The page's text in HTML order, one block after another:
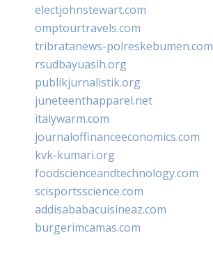
electjohnstewart.com
omptourtravels.com
tribratanews-polreskebumen.com
rsudbayuasih.org
publikjurnalistik.org
juneteenthapparel.net
italywarm.com
journaloffinanceeconomics.com
kvk-kumari.org
foodscienceandtechnology.com
scisportsscience.com
addisababacuisineaz.com
burgerimcamas.com